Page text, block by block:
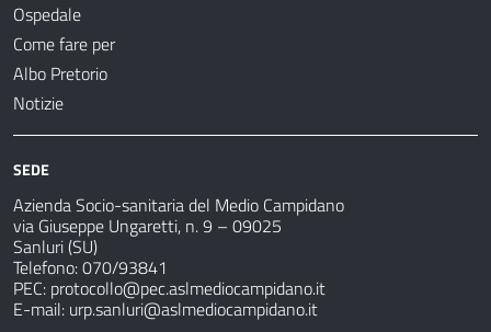
Ospedale
Come fare per
Albo Pretorio
Notizie
SEDE
Azienda Socio-sanitaria del Medio Campidano
via Giuseppe Ungaretti, n. 9 – 09025
Sanluri (SU)
Telefono: 070/93841
PEC: protocollo@pec.aslmediocampidano.it
E-mail: urp.sanluri@aslmediocampidano.it